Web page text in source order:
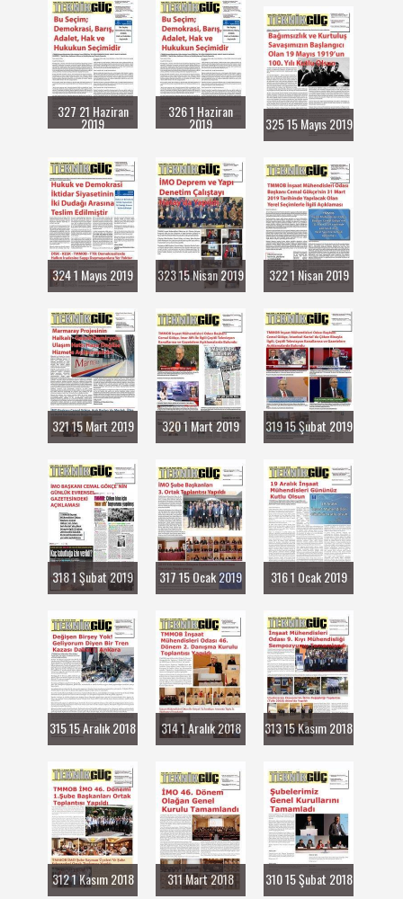
327 21 Haziran
2019
326 1 Haziran
2019 325 15 Mayıs 2019
324 1 Mayıs 2019 323 15 Nisan 2019 322 1 Nisan 2019
321 15 Mart 2019 320 1 Mart 2019 319 15 Şubat 2019
318 1 Şubat 2019 317 15 Ocak 2019 316 1 Ocak 2019
315 15 Aralık 2018 314 1 Aralık 2018 313 15 Kasım 2018
312 1 Kasım 2018 311 Mart 2018 310 15 Şubat 2018